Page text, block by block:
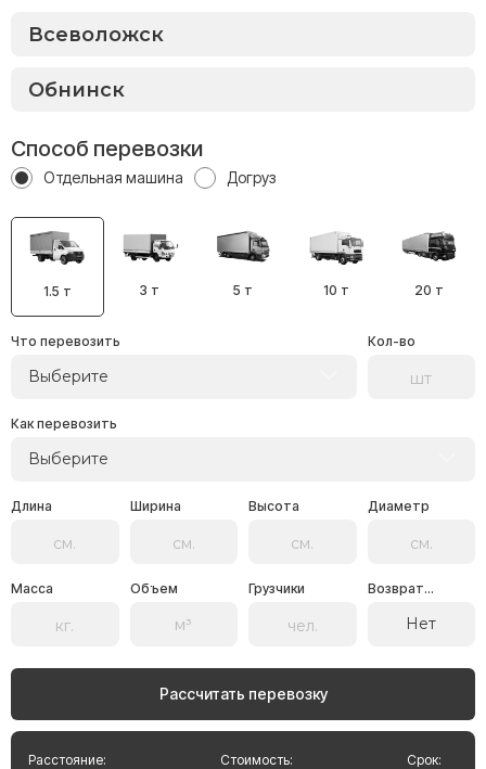
Способ перевозки
Отдельная машина Догруз
1.5 т 3 т 5 т 10 т 20 т
Что перевозить
Выберите
Кол-во
Как перевозить
Выберите
Длина Ширина Высота Диаметр
Масса Объем Грузчики Возврат...
Нет
Рассчитать перевозку
Стоимость:
Расстояние: Срок: